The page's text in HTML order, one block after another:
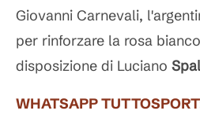
Giovanni Carnevali,
per rinforzare la rosa
disposizione di Luciano
WHATSAPP